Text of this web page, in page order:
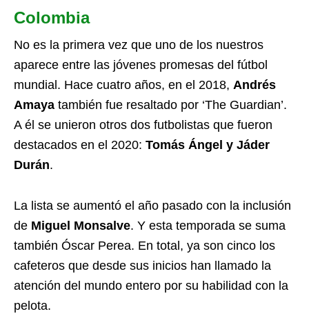
Colombia
No es la primera vez que uno de los nuestros
aparece entre las jóvenes promesas del fútbol
mundial. Hace cuatro años, en el 2018, Andrés
Amaya también fue resaltado por ‘The Guardian’.
A él se unieron otros dos futbolistas que fueron
destacados en el 2020: Tomás Ángel y Jáder
Durán.
La lista se aumentó el año pasado con la inclusión
de Miguel Monsalve. Y esta temporada se suma
también Óscar Perea. En total, ya son cinco los
cafeteros que desde sus inicios han llamado la
atención del mundo entero por su habilidad con la
pelota.